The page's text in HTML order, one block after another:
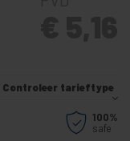
Controleer tarieftype
100%
safe